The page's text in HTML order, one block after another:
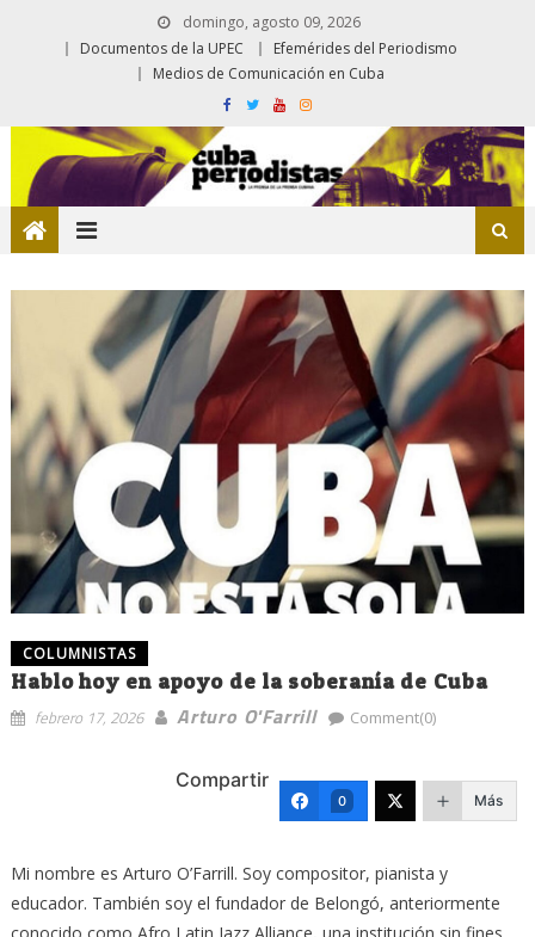
domingo, agosto 09, 2026
Documentos de la UPEC
Efemérides del Periodismo
Medios de Comunicación en Cuba
COLUMNISTAS
Hablo hoy en apoyo de la soberanía de Cuba
febrero 17, 2026 Arturo O'Farrill Comment(0)
Compartir
0 Más
Mi nombre es Arturo O’Farrill. Soy compositor, pianista y
educador. También soy el fundador de Belongó, anteriormente
conocido como Afro Latin Jazz Alliance, una institución sin fines